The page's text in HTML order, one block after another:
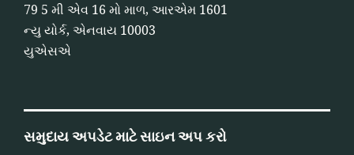
79 5 મી એવ 16 મો માળ, આરએમ 1601
ન્યુ યોર્ક, એનવાય 10003
યુએસએ
સમુદાય અપડેટ માટે સાઇન અપ કરો